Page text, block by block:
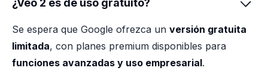
¿Veo 2 es de uso gratuito? 
Se espera que Google ofrezca un versión gratuita
limitada, con planes premium disponibles para
funciones avanzadas y uso empresarial.